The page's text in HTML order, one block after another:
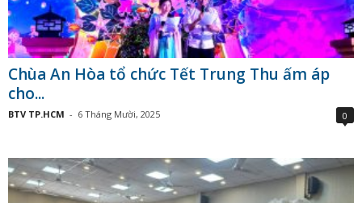
Chùa An Hòa tổ chức Tết Trung Thu ấm áp
cho...
BTV TP.HCM - 6 Tháng Mười, 2025 0